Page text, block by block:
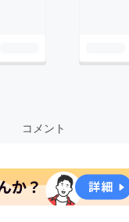
コメント